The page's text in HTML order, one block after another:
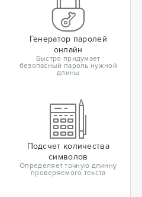
Генератор паролей
онлайн
Быстро придумает
безопасный пароль нужной
длины
Подсчет количества
символов
Определяет точную длинну
проверяемого текста